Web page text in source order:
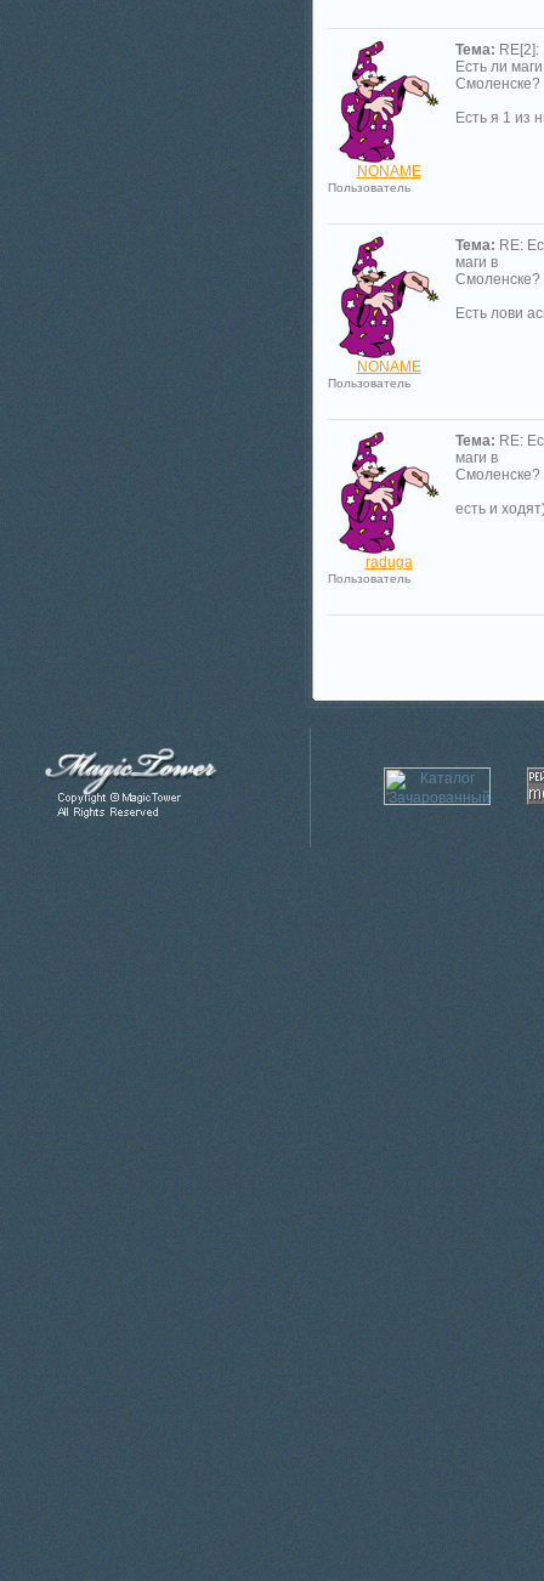
NONAME
Пользователь
Тема: RE[2]:
Есть ли
Смоленске?
Есть я 1 из
NONAME
Пользователь
Тема: RE:
маги в
Смоленске?
Есть лови
raduga
Пользователь
Тема: RE:
маги в
Смоленске?
есть и